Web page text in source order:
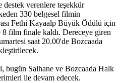
destek verenlere teşekkür
330 belgesel filmin
Fethi Kayaalp Büyük Ödülü için
film finale kaldı. Dereceye giren
saat 20.00'de Bozcaada
bugün Salhane ve Bozcaada Halk
ile devam edecek.